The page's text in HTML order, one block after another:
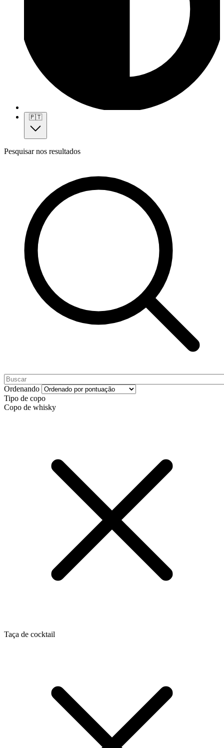
🇵🇹
Pesquisar nos resultados
Ordenando
Tipo de copo
Copo de whisky
Taça de cocktail